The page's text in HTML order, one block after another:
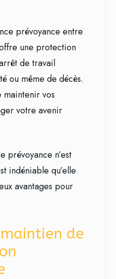
prévoyance entre
une protection
de travail
ou même de décès.
maintenir vos
votre avenir
prévoyance n’est
indéniable qu’elle
avantages pour
de